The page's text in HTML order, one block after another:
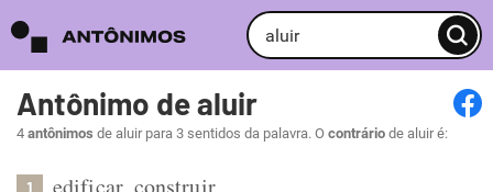
Antônimo de aluir
4 antônimos de aluir para 3 sentidos da palavra. O contrário de aluir é:
1 edificar, construir.